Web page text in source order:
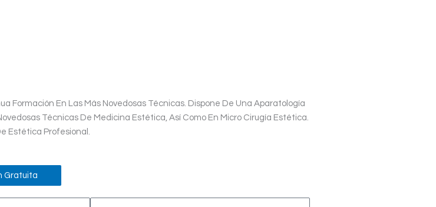
Formación En Las Más Novedosas Técnicas. Dispone De Una Aparatología
Técnicas De Medicina Estética, Así Como En Micro Cirugía Estética.
Estética Profesional.
Gratuita